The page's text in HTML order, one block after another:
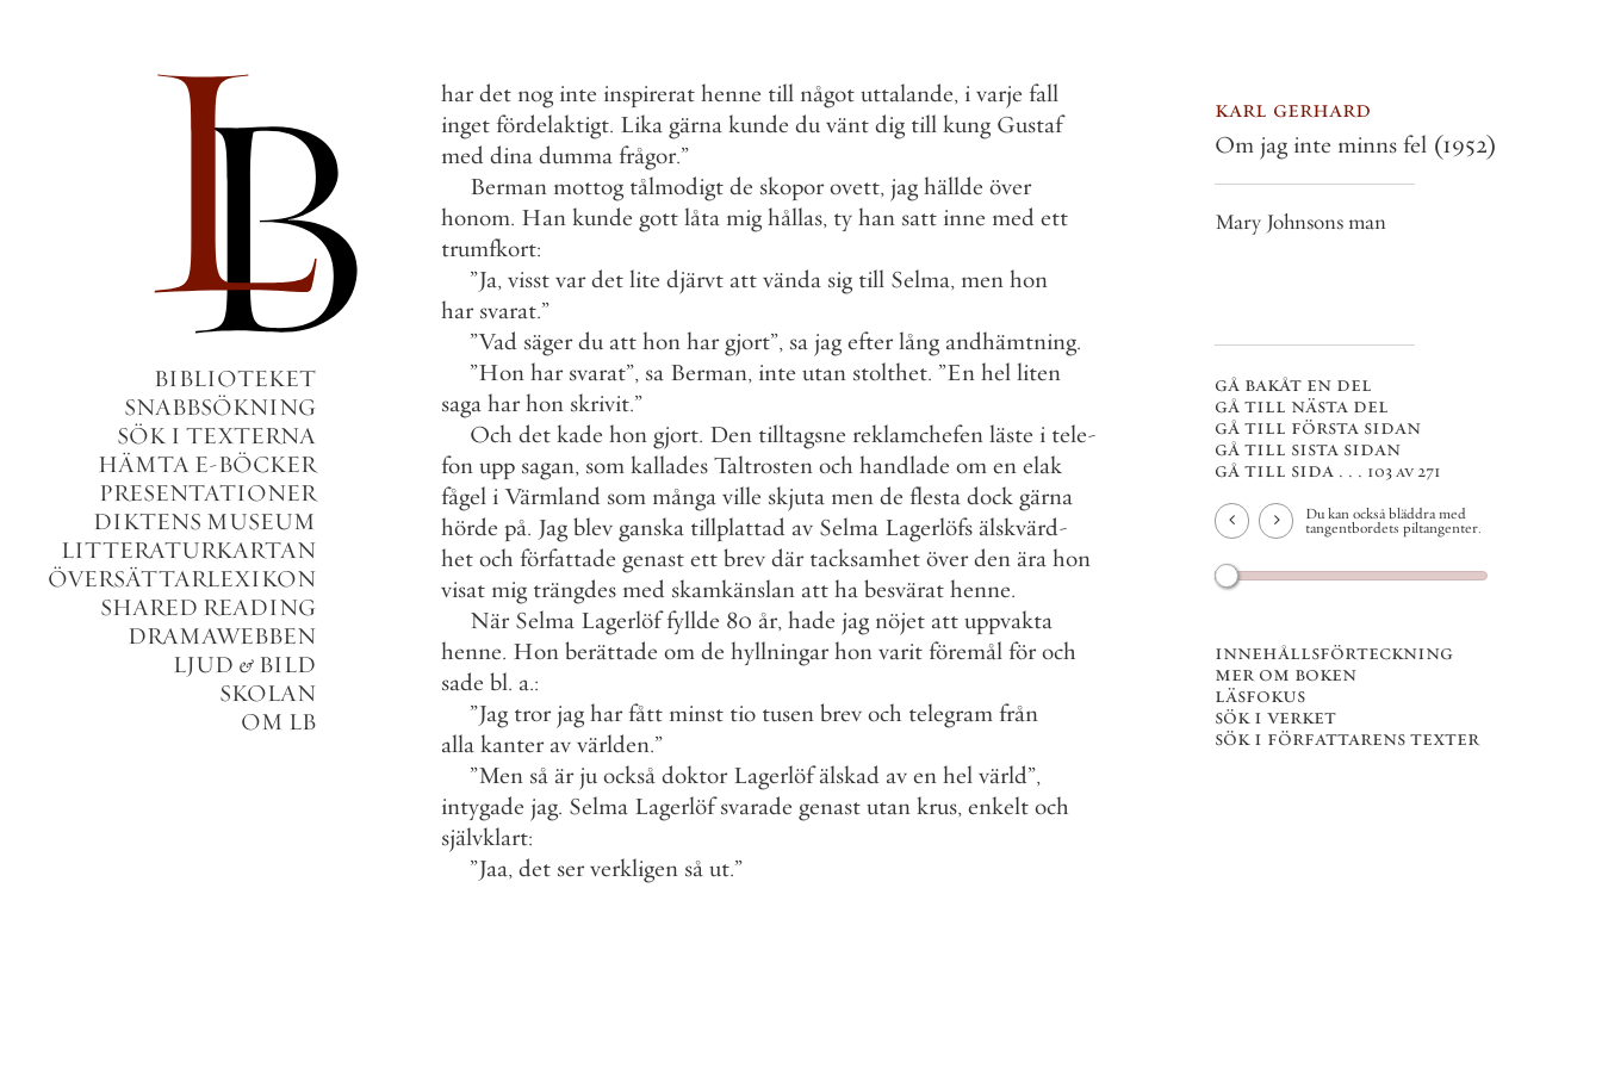
BIBLIOTEKET
SNABBSÖKNING
SÖK I TEXTERNA
HÄMTA E-BÖCKER
PRESENTATIONER
DIKTENS MUSEUM
LITTERATURKARTAN
ÖVERSÄTTARLEXIKON
SHARED READING
DRAMAWEBBEN
LJUD & BILD
SKOLAN
OM LB
har det nog inte inspirerat henne till något uttalande, i varje fall
inget fördelaktigt. Lika gärna kunde du vänt dig till kung Gustaf
med dina dumma frågor.”
Berman mottog tålmodigt de skopor ovett, jag hällde över
honom. Han kunde gott låta mig hållas, ty han satt inne med ett
trumfkort:
”Ja, visst var det lite djärvt att vända sig till Selma, men hon
har svarat.”
”Vad säger du att hon har gjort”, sa jag efter lång andhämtning.
”Hon har svarat”, sa Berman, inte utan stolthet. ”En hel liten
saga har hon skrivit.”
Och det kade hon gjort. Den tilltagsne reklamchefen läste i tele-
fon upp sagan, som kallades Taltrosten och handlade om en elak
fågel i Värmland som många ville skjuta men de flesta dock gärna
hörde på. Jag blev ganska tillplattad av Selma Lagerlöfs älskvärd-
het och författade genast ett brev där tacksamhet över den ära hon
visat mig trängdes med skamkänslan att ha besvärat henne.
När Selma Lagerlöf fyllde 80 år, hade jag nöjet att uppvakta
henne. Hon berättade om de hyllningar hon varit föremål för och
sade bl. a.:
”Jag tror jag har fått minst tio tusen brev och telegram från
alla kanter av världen.”
”Men så är ju också doktor Lagerlöf älskad av en hel värld”,
intygade jag. Selma Lagerlöf svarade genast utan krus, enkelt och
självklart:
”Jaa, det ser verkligen så ut.”
karl gerhard
Om jag inte minns fel (1952)
Mary Johnsons man
gå bakåt en del
gå till nästa del
gå till första sidan
gå till sista sidan
gå till sida . . . 103 av 271
Du kan också bläddra med
tangentbordets piltangenter.
innehållsförteckning
mer om boken
läsfokus
sök i verket
sök i författarens texter